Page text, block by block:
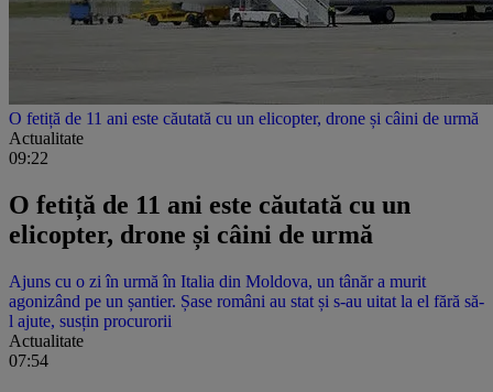
O fetiță de 11 ani este căutată cu un elicopter, drone și câini de urmă
Actualitate
09:22
O fetiță de 11 ani este căutată cu un
elicopter, drone și câini de urmă
Ajuns cu o zi în urmă în Italia din Moldova, un tânăr a murit
agonizând pe un șantier. Șase români au stat și s-au uitat la el fără să-
l ajute, susțin procurorii
Actualitate
07:54